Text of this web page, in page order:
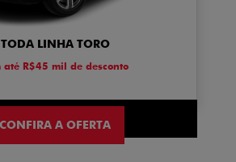
TODA LINHA TORO
até R$45 mil de desconto
CONFIRA A OFERTA